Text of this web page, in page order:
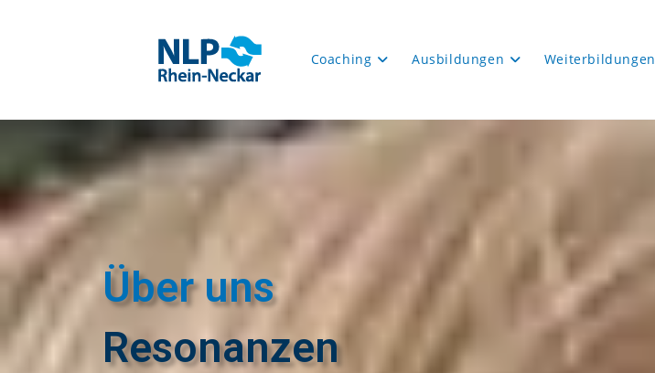
Coaching Ausbildungen Weiterbildungen
Über uns
Resonanzen